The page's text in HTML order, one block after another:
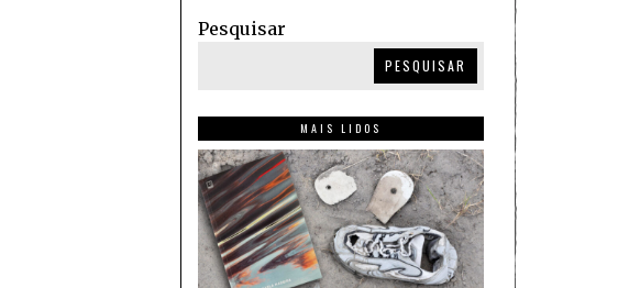
Pesquisar
PESQUISAR
MAIS LIDOS